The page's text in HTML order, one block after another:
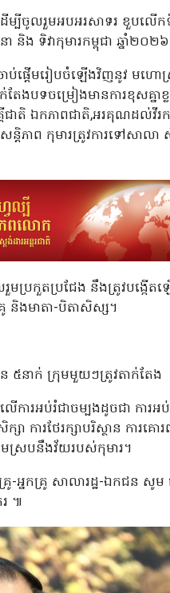
ម្បីចូលរួមអបអរសាទរ ខួបលើក
ង ទិវាកុមារកម្ពុជា ឆ្នាំ២០២
ាប់ផ្តើមរៀបចំឡើងវិញនូវ មហោ
ែងបទចម្រៀងមានការខុសគ្នាខ្
ជាតិ ឯកភាពជាតិ,អរគុណដល់វីរ
ន្តិភាព កុមារត្រូវការទៅសាល
រកួតប្រជែង នឹងត្រូវបង្កើត
និងមាតា-បិតាសិស្ស។
៥នាក់ ក្រុមមួយៗត្រូវតាក់តែង
ារអប់រំជាចម្បងដូចជា ការអ
ការថែរក្សាបរិស្ថាន ការគោ
មស្របនឹងវ័យរបស់កុមារ។
រូ-អ្នកគ្រូ សាលារដ្ឋ-ឯកជន
រ ៕